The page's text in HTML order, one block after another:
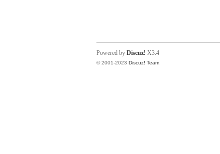
Powered by Discuz! X3.4
© 2001-2023 Discuz! Team